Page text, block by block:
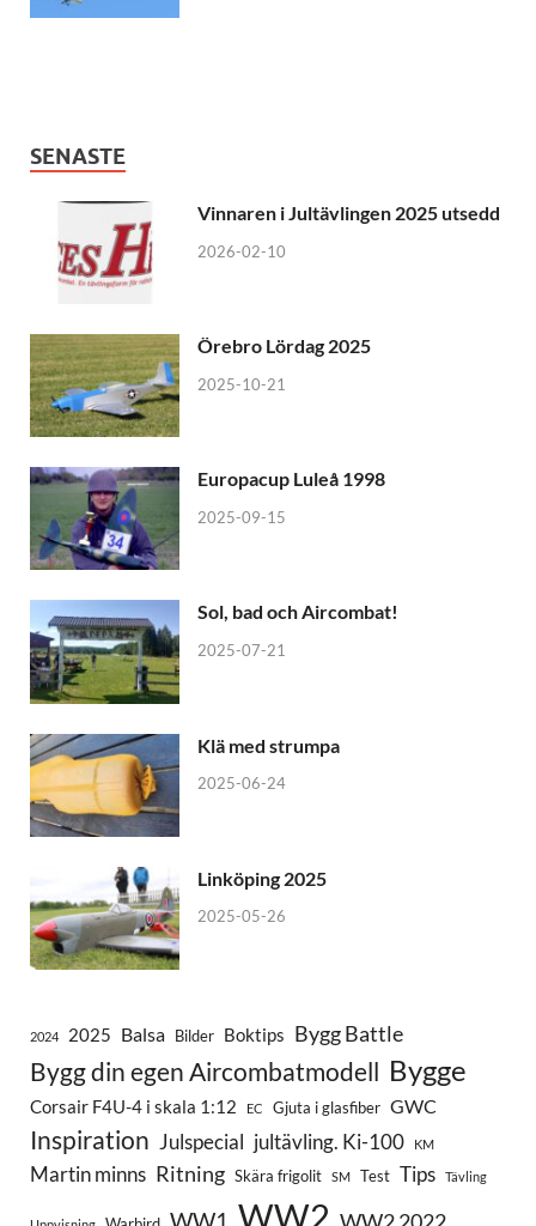
SENASTE
Vinnaren i Jultävlingen 2025 utsedd
2026-02-10
Örebro Lördag 2025
2025-10-21
Europacup Luleå 1998
2025-09-15
Sol, bad och Aircombat!
2025-07-21
Klä med strumpa
2025-06-24
Linköping 2025
2025-05-26
2024 2025 Balsa Bilder Boktips Bygg Battle
Bygg din egen Aircombatmodell Bygge
Corsair F4U-4 i skala 1:12 EC Gjuta i glasfiber GWC
Inspiration Julspecial jultävling. Ki-100 KM
Martin minns Ritning Skära frigolit SM Test Tips Tävling
WW1 WW2